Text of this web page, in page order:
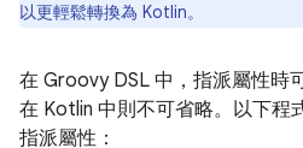
以更輕鬆轉換為 Kotlin。
在 Groovy DSL 中，指派屬性時
在 Kotlin 中則不可省略。以下程
指派屬性：